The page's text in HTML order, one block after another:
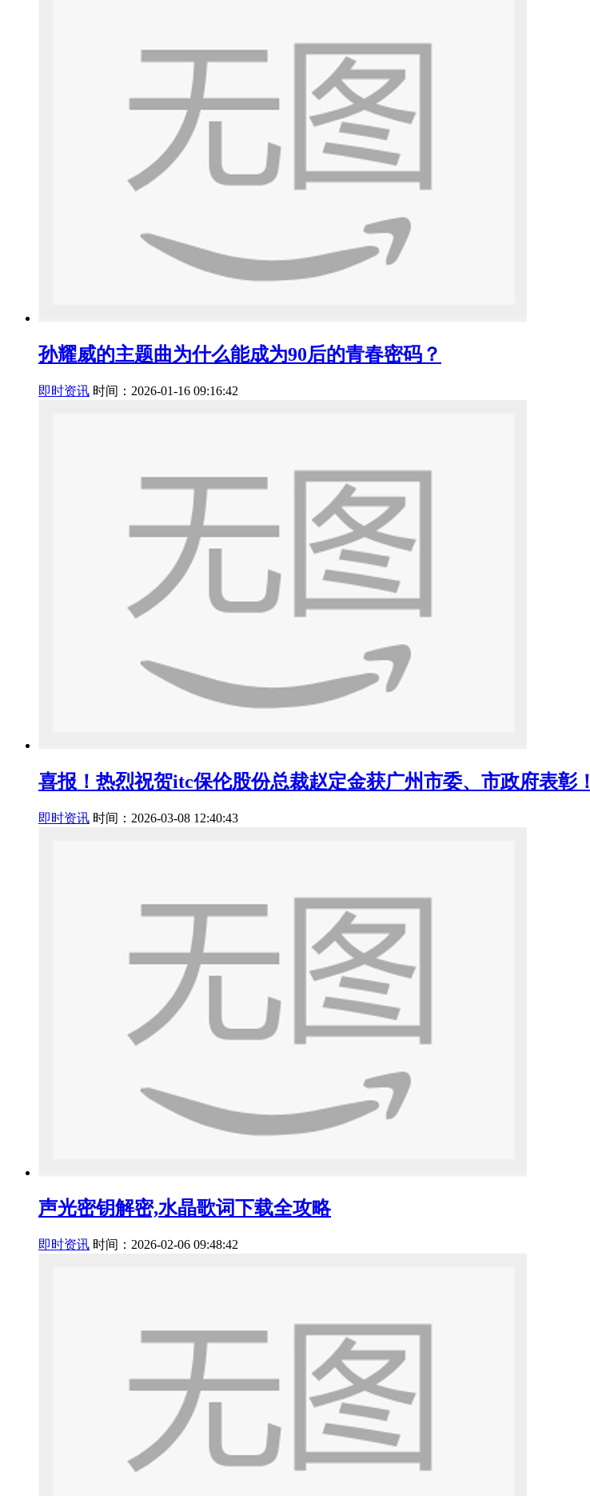
孙耀威的主题曲为什么能成为90后的青春密码？
即时资讯 时间：2026-01-16 09:16:42
喜报！热烈祝贺itc保伦股份总裁赵定金获广州市委、市政府表彰！
即时资讯 时间：2026-03-08 12:40:43
声光密钥解密,水晶歌词下载全攻略
即时资讯 时间：2026-02-06 09:48:42